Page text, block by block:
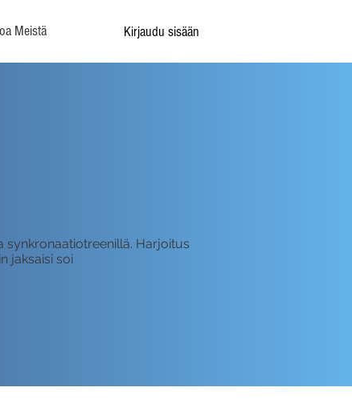
Meistä Kirjaudu sisään
synkronaatiotreenillä. Harjoitus
jaksaisi soi